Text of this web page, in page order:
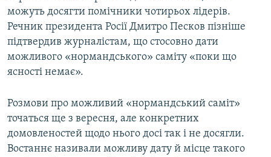
можуть досягти помічники чотирьох лідерів.
Речник президента Росії Дмитро Песков пізніше
підтвердив журналістам, що стосовно дати
можливого «нормандського» саміту «поки що
ясності немає».
Розмови про можливий «нормандський саміт»
точаться ще з вересня, але конкретних
домовленостей щодо нього досі так і не досягли.
Востаннє називали можливу дату й місце такого